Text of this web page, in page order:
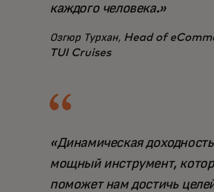
каждого человека.»
Озгюр Турхан, Head of
TUI Cruises
«Динамическая
мощный инструмент,
поможет нам достичь